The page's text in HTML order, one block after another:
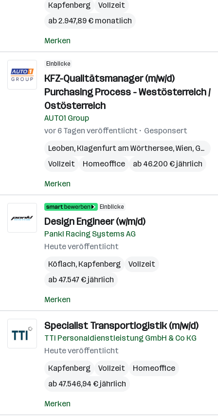
Kapfenberg
Vollzeit
ab 2.947,89 € monatlich
Merken
Einblicke
KFZ-Qualitätsmanager (m/w/d)
Purchasing Process - Westösterreich /
Ostösterreich
AUTO1 Group
vor 6 Tagen veröffentlicht
Gesponsert
Leoben, Klagenfurt am Wörthersee,Wien, Graz
Vollzeit
Homeoffice ab 46.200 € jährlich
Merken
Einblicke
Design Engineer (w/m/d)
Pankl Racing Systems AG
Heute veröffentlicht
Köflach, Kapfenberg
Vollzeit
ab 47.547 € jährlich
Merken
Specialist Transportlogistik (m/w/d)
TTI Personaldienstleistung GmbH & Co KG
Heute veröffentlicht
Kapfenberg
Vollzeit
Homeoffice
ab 47.546,94 € jährlich
Merken